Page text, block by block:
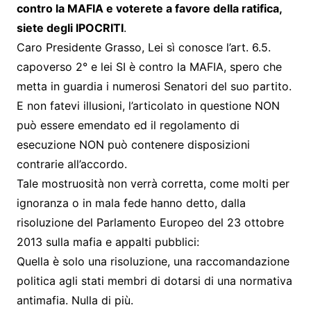
contro la MAFIA e voterete a favore della ratifica,
siete degli IPOCRITI.
Caro Presidente Grasso, Lei sì conosce l’art. 6.5.
capoverso 2° e lei SI è contro la MAFIA, spero che
metta in guardia i numerosi Senatori del suo partito.
E non fatevi illusioni, l’articolato in questione NON
può essere emendato ed il regolamento di
esecuzione NON può contenere disposizioni
contrarie all’accordo.
Tale mostruosità non verrà corretta, come molti per
ignoranza o in mala fede hanno detto, dalla
risoluzione del Parlamento Europeo del 23 ottobre
2013 sulla mafia e appalti pubblici:
Quella è solo una risoluzione, una raccomandazione
politica agli stati membri di dotarsi di una normativa
antimafia. Nulla di più.